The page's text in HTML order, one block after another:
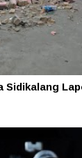
Sidikalang